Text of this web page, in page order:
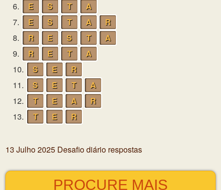
6.
E S T
A
7.
E S T A
R
8.
R E S T
A
9.
R E T
A
10.
S E
R
11.
S E T
A
12.
T E A
R
13.
T E R
13 Julho 2025 Desafio diário respostas
PROCURE MAIS